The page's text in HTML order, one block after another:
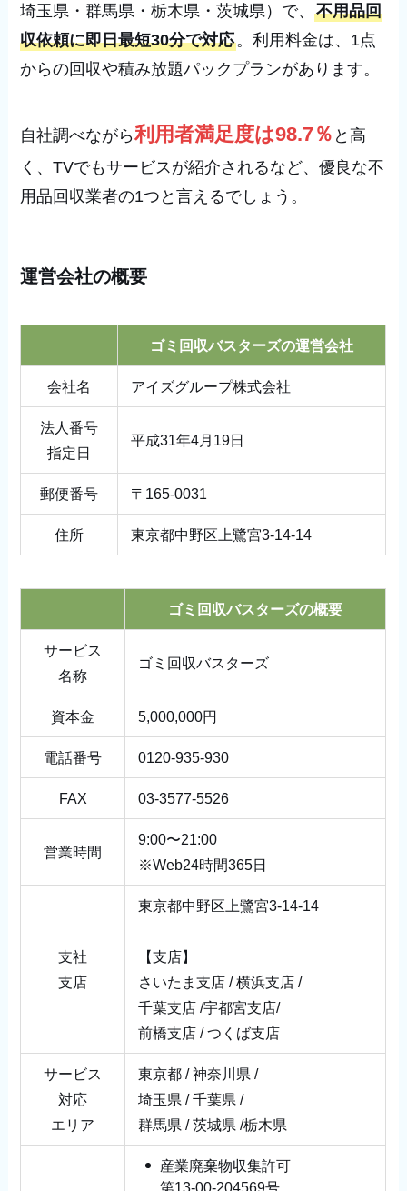
埼玉県・群馬県・栃木県・茨城県）で、不用品回
収依頼に即日最短30分で対応。利用料金は、1点
からの回収や積み放題パックプランがあります。
自社調べながら利用者満足度は98.7％ と高
く、TVでもサービスが紹介されるなど、優良な不
用品回収業者の1つと言えるでしょう。
運営会社の概要
ゴミ回収バスターズの運営会社
会社名 アイズグループ株式会社
法人番号
指定日
平成31年4月19日
郵便番号 〒165-0031
住所 東京都中野区上鷺宮3-14-14
ゴミ回収バスターズの概要
サービス
名称
ゴミ回収バスターズ
資本金 5,000,000円
電話番号 0120-935-930
FAX 03-3577-5526
営業時間
9:00〜21:00
※Web24時間365日
支社
支店
東京都中野区上鷺宮3-14-14
【支店】
さいたま支店 / 横浜支店 /
千葉支店 /宇都宮支店/
前橋支店 / つくば支店
サービス
対応
エリア
東京都 / 神奈川県 /
埼玉県 / 千葉県 /
群馬県 / 茨城県 /栃木県
産業廃棄物収集許可
第13-00-204569号